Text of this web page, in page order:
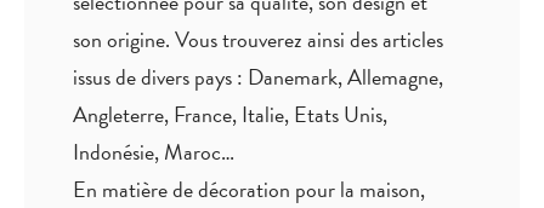
son origine. Vous trouverez ainsi des articles
issus de divers pays : Danemark, Allemagne,
Angleterre, France, Italie, Etats Unis,
Indonésie, Maroc…
En matière de décoration pour la maison,